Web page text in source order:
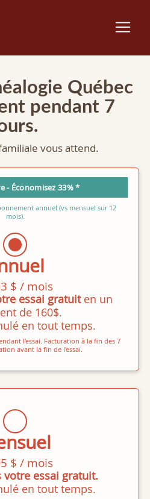
Québec
pendant 7
vous attend.
- Économisez 33% *
annuel (vs mensuel sur 12
mois).
$ / mois
essai gratuiten un
de 160$.
en tout temps.
l'essai. Facturation à la fin des 7
avant la fin de l'essai.
$ / mois
votre essai gratuit.
en tout temps.